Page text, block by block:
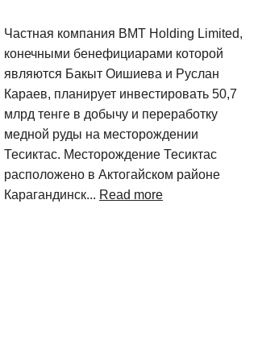
Частная компания BMT Holding Limited,
конечными бенефициарами которой
являются Бакыт Оишиева и Руслан
Караев, планирует инвестировать 50,7
млрд тенге в добычу и переработку
медной руды на месторождении
Тесиктас. Месторождение Тесиктас
расположено в Актогайском районе
Карагандинск... Read more